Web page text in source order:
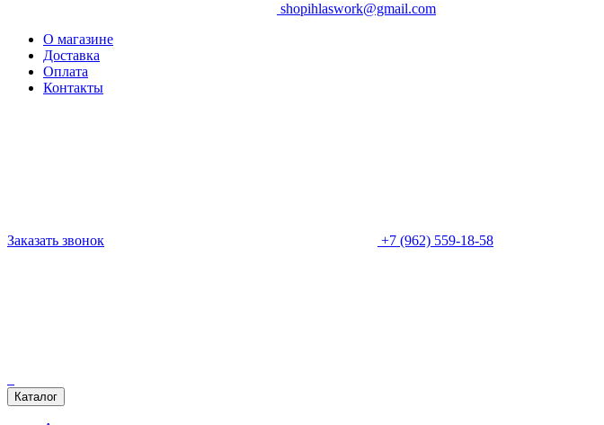
shopihlaswork@gmail.com
О магазине
Доставка
Оплата
Контакты
Заказать звонок +7 (962) 559-18-58
Каталог